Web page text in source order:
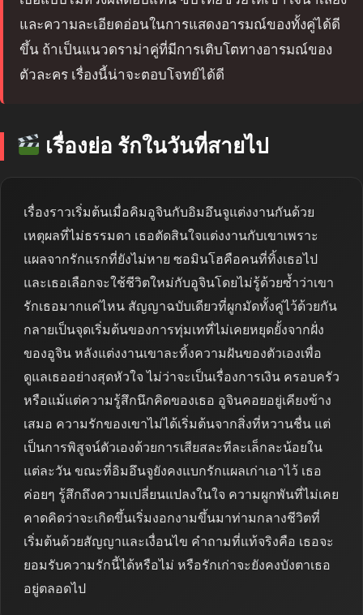
และความละเอียดอ่อนในการแสดงอารมณ์ของทั้งคู่ได้ดี
ขึ้น ถ้าเป็นแนวดราม่าคู่ที่มีการเติบโตทางอารมณ์ของ
ตัวละคร เรื่องนี้น่าจะตอบโจทย์ได้ดี
เรื่องย่อ รักในวันที่สายไป
เรื่องราวเริ่มต้นเมื่อคิมอูจินกับอิมอึนจูแต่งงานกันด้วย
เหตุผลที่ไม่ธรรมดา เธอตัดสินใจแต่งงานกับเขาเพราะ
แผลจากรักแรกที่ยังไม่หาย ซอมินโฮคือคนที่ทิ้งเธอไป
และเธอเลือกจะใช้ชีวิตใหม่กับอูจินโดยไม่รู้ด้วยซ้ำว่าเขา
รักเธอมากแค่ไหน สัญญาฉบับเดียวที่ผูกมัดทั้งคู่ไว้ด้วยกัน
กลายเป็นจุดเริ่มต้นของการทุ่มเทที่ไม่เคยหยุดยั้งจากฝั่ง
ของอูจิน หลังแต่งงานเขาละทิ้งความฝันของตัวเองเพื่อ
ดูแลเธออย่างสุดหัวใจ ไม่ว่าจะเป็นเรื่องการเงิน ครอบครัว
หรือแม้แต่ความรู้สึกนึกคิดของเธอ อูจินคอยอยู่เคียงข้าง
เสมอ ความรักของเขาไม่ได้เริ่มต้นจากสิ่งที่หวานชื่น แต่
เป็นการพิสูจน์ตัวเองด้วยการเสียสละทีละเล็กละน้อยใน
แต่ละวัน ขณะที่อิมอึนจูยังคงแบกรักแผลเก่าเอาไว้ เธอ
ค่อยๆ รู้สึกถึงความเปลี่ยนแปลงในใจ ความผูกพันที่ไม่เคย
คาดคิดว่าจะเกิดขึ้นเริ่มงอกงามขึ้นมาท่ามกลางชีวิตที่
เริ่มต้นด้วยสัญญาและเงื่อนไข คำถามที่แท้จริงคือ เธอจะ
ยอมรับความรักนี้ได้หรือไม่ หรือรักเก่าจะยังคงบังตาเธอ
อยู่ตลอดไป